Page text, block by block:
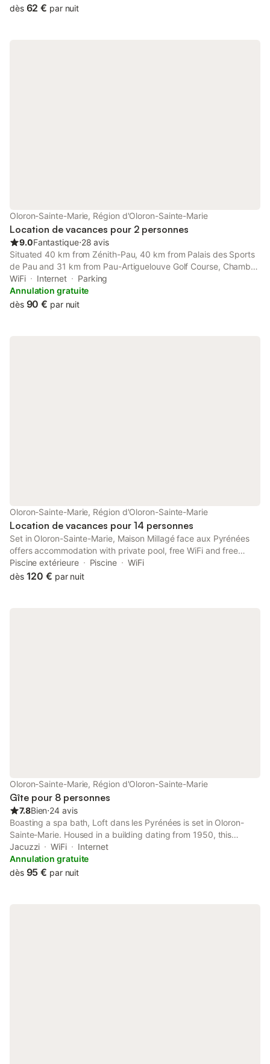
dès 62 € par nuit
Oloron-Sainte-Marie, Région d'Oloron-Sainte-Marie
Location de vacances pour 2 personnes
9.0Fantastique⋅28 avis
Situated 40 km from Zénith-Pau, 40 km from Palais des Sports
de Pau and 31 km from Pau-Artiguelouve Golf Course, Chambre
d'hôtes 'Sous le magnolia' offers accommodation located in
Oloron-Sainte-Marie.
WiFi Internet
Parking
Annulation gratuite
dès 90 € par nuit
Oloron-Sainte-Marie, Région d'Oloron-Sainte-Marie
Location de vacances pour 14 personnes
Set in Oloron-Sainte-Marie, Maison Millagé face aux Pyrénées
offers accommodation with private pool, free WiFi and free
private parking for guests who drive.
Piscine extérieure Piscine
WiFi
dès 120 € par nuit
Oloron-Sainte-Marie, Région d'Oloron-Sainte-Marie
Gîte pour 8 personnes
7.8Bien⋅24 avis
Boasting a spa bath, Loft dans les Pyrénées is set in Oloron-
Sainte-Marie. Housed in a building dating from 1950, this
apartment is 33 km from Palais Beaumont and 38 km from
Zénith-Pau.
Jacuzzi WiFi
Internet
Annulation gratuite
dès 95 € par nuit